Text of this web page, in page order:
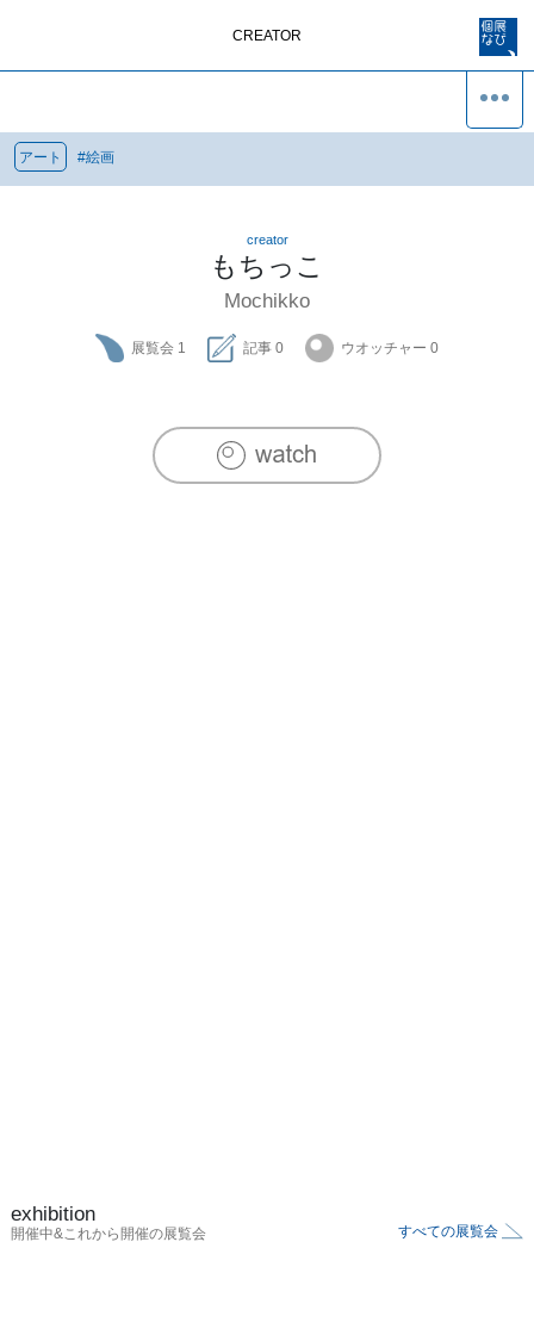
CREATOR
アート #絵画
creator
もちっこ
Mochikko
展覧会 1 記事 0 ウオッチャー 0
exhibition
開催中&これから開催の展覧会 すべての展覧会